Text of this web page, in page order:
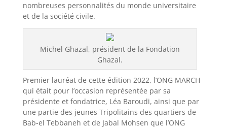
nombreuses personnalités du monde universitaire
et de la société civile.
Michel Ghazal, président de la Fondation
Ghazal.
Premier lauréat de cette édition 2022, l’ONG MARCH
qui était pour l’occasion représentée par sa
présidente et fondatrice, Léa Baroudi, ainsi que par
une partie des jeunes Tripolitains des quartiers de
Bab-el Tebbaneh et de Jabal Mohsen que l’ONG